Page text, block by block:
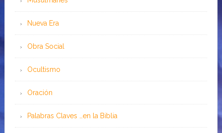
Nueva Era
Obra Social
Ocultismo
Oración
Palabras Claves …en la Biblia